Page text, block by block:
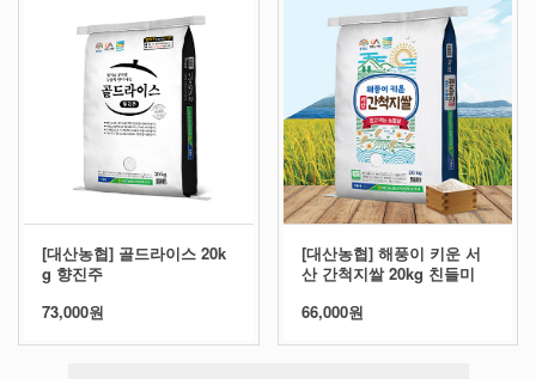
[대산농협] 골드라이스 20k
g 향진주
73,000원
[대산농협] 해풍이 키운 서
산 간척지쌀 20kg 친들미
66,000원